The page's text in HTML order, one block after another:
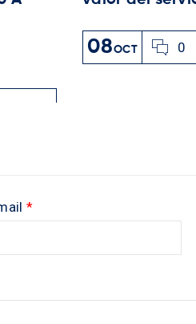
08OCT 0
*